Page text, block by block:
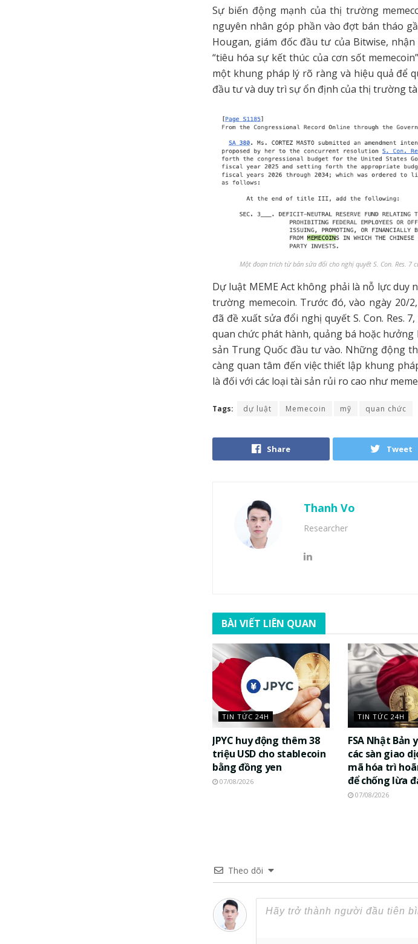
Sự biến động mạnh của thị trường
nguyên nhân góp phần vào đợt bán tháo
Hougan, giám đốc đầu tư của Bitwise,
“tiêu hóa sự kết thúc của cơn sốt
một khung pháp lý rõ ràng và hiệu quả để
đầu tư và duy trì sự ổn định của thị trường
Một đoạn trích từ bản sửa đổi cho nghị quyết S. Con. Res. 7
Dự luật MEME Act không phải là nỗ lực duy
trường memecoin. Trước đó, vào ngày 20/
đã đề xuất sửa đổi nghị quyết S. Con. Res.
quan chức phát hành, quảng bá hoặc
sản Trung Quốc đầu tư vào. Những động
càng quan tâm đến việc thiết lập khung
là đối với các loại tài sản rủi ro cao như
Tags: dự luật Memecoin mỹ quan chức
Share Tweet
Thanh Vo
Researcher
BÀI VIẾT LIÊN QUAN
TIN TỨC 24H
JPYC huy động thêm 38
triệu USD cho stablecoin
bằng đồng yen
07/08/2026
TIN TỨC 24H
FSA Nhật Bản
các sàn giao
mã hóa trì
để chống lừa
07/08/2026
Theo dõi